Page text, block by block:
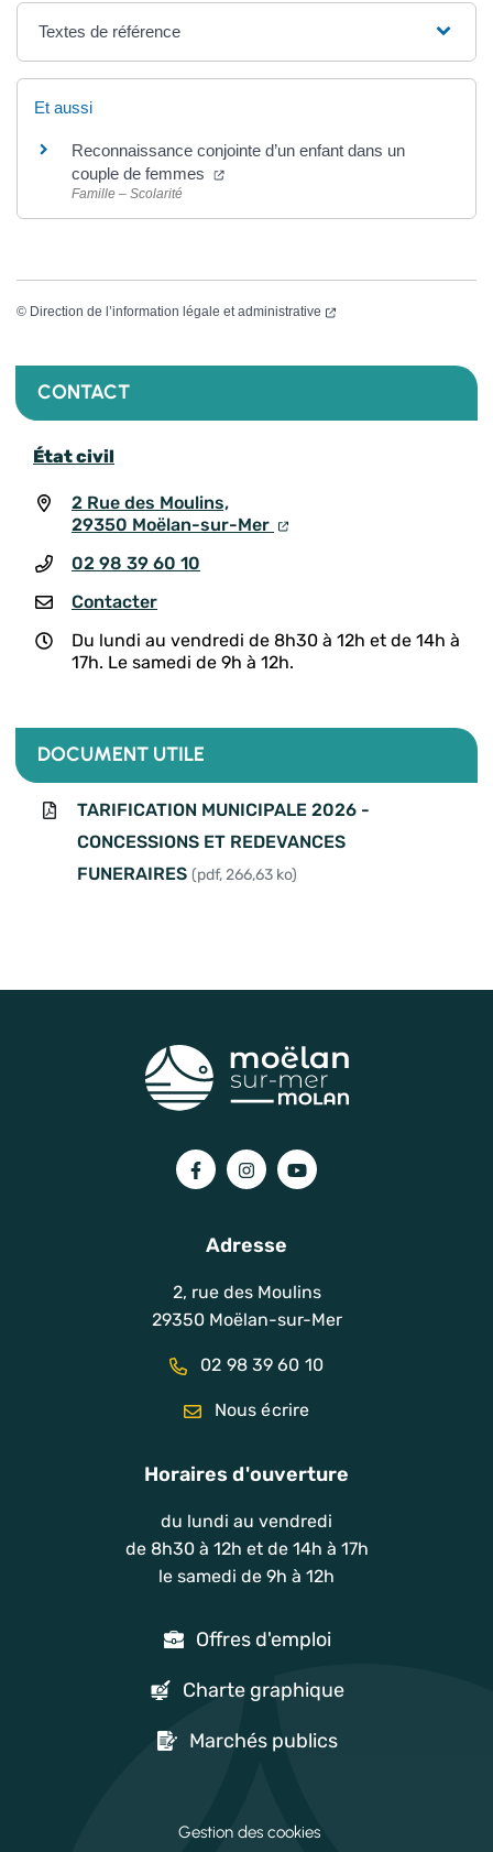
Textes de référence
Et aussi
Reconnaissance conjointe d’un enfant dans un
couple de femmes
Famille – Scolarité
© Direction de l’information légale et administrative
CONTACT
État civil
2 Rue des Moulins,
29350 Moëlan-sur-Mer
02 98 39 60 10
Contacter
Du lundi au vendredi de 8h30 à 12h et de 14h à
17h. Le samedi de 9h à 12h.
DOCUMENT UTILE
TARIFICATION MUNICIPALE 2026 -
CONCESSIONS ET REDEVANCES
FUNERAIRES (pdf, 266,63 ko)
Lien vers le compte Facebook
Lien vers le compte Instagram
Lien vers la chaîne
Adresse
2, rue des Moulins
29350 Moëlan-sur-Mer
02 98 39 60 10
Nous écrire
Horaires d'ouverture
du lundi au vendredi
de 8h30 à 12h et de 14h à 17h
le samedi de 9h à 12h
Offres d'emploi
Charte graphique
Marchés publics
Gestion des cookies